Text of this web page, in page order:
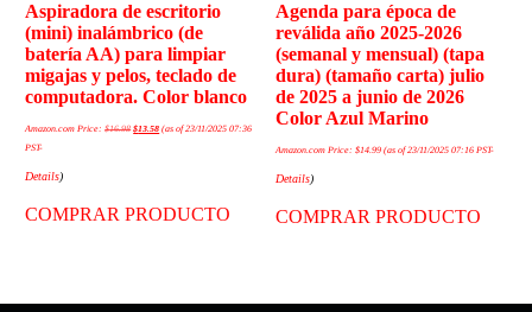
Aspiradora de escritorio
(mini) inalámbrico (de
batería AA) para limpiar
migajas y pelos, teclado de
computadora. Color blanco
Amazon.com Price:$16.98 $13.58 (as of 23/11/2025 07:36
PST-
Details)
COMPRAR PRODUCTO
Agenda para época de
reválida año 2025-2026
(semanal y mensual) (tapa
dura) (tamaño carta) julio
de 2025 a junio de 2026
Color Azul Marino
Amazon.com Price:$14.99 (as of 23/11/2025 07:16 PST-
Details)
COMPRAR PRODUCTO